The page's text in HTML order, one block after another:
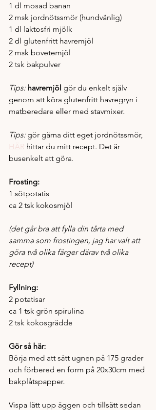
1 dl mosad banan
2 msk jordnötssmör (hundvänlig)
1 dl laktosfri mjölk
2 dl glutenfritt havremjöl
2 msk bovetemjöl
2 tsk bakpulver
Tips: havremjöl gör du enkelt själv
genom att köra glutenfritt havregryn i
matberedare eller med stavmixer.
Tips: gör gärna ditt eget jordnötssmör,
HÄR hittar du mitt recept. Det är
busenkelt att göra.
Frosting:
1 sötpotatis
ca 2 tsk kokosmjöl
(det går bra att fylla din tårta med
samma som frostingen, jag har valt att
göra två olika färger därav två olika
recept)
Fyllning:
2 potatisar
ca 1 tsk grön spirulina
2 tsk kokosgrädde
Gör så här:
Börja med att sätt ugnen på 175 grader
och förbered en form på 20x30cm med
bakplåtspapper.
Vispa lätt upp äggen och tillsätt sedan